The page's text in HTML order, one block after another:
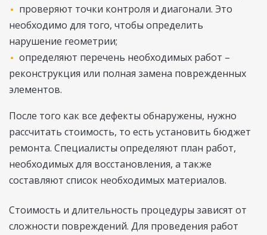
проверяют точки контроля и диагонали. Это
необходимо для того, чтобы определить
нарушение геометрии;
определяют перечень необходимых работ –
реконструкция или полная замена поврежденных
элементов.
После того как все дефекты обнаружены, нужно
рассчитать стоимость, то есть установить бюджет
ремонта. Специалисты определяют план работ,
необходимых для восстановления, а также
составляют список необходимых материалов.
Стоимость и длительность процедуры зависят от
сложности повреждений. Для проведения работ